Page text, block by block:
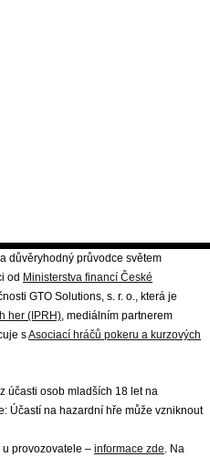
důvěryhodný průvodce světem
od Ministerstva financí České
GTO Solutions, s. r. o., která je
her (IPRH), mediálním partnerem
sAsociací hráčů pokeru a kurzových
účasti osob mladších 18 let na
Účastí na hazardní hře může vzniknout
provozovatele – informace zde. Na